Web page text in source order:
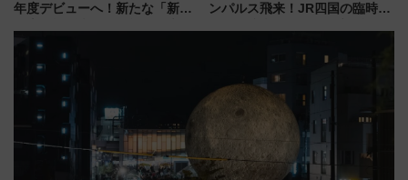
年度デビューへ！新たな「新幹
説【JR東日本】
ンパルス飛来！JR四国の臨時ダ